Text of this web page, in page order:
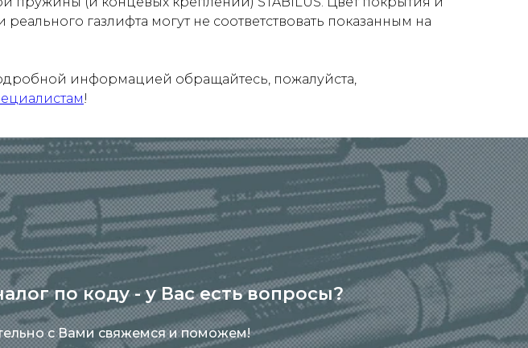
газлифта могут не соответствовать показанным на
информацией обращайтесь, пожалуйста,
!
по коду - у Вас есть вопросы?
с Вами свяжемся и поможем!